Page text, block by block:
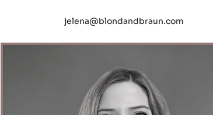
jelena@blondandbraun.com